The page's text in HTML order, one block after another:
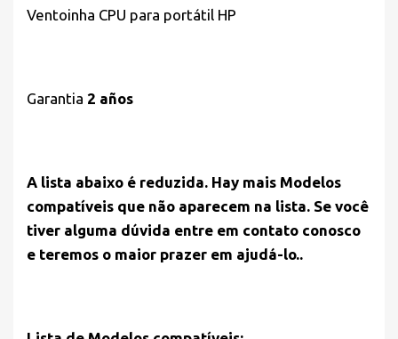
Ventoinha CPU para portátil HP
Garantia 2 años
A lista abaixo é reduzida. Hay mais Modelos
compatíveis que não aparecem na lista. Se você
tiver alguma dúvida entre em contato conosco
e teremos o maior prazer em ajudá-lo..